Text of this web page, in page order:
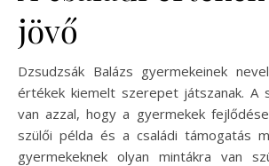
jövő
Dzsudzsák Balázs gyermekeinek
értékek kiemelt szerepet játszanak. A
van azzal, hogy a gyermekek
szülői példa és a családi támogatás
gyermekeknek olyan mintákra van